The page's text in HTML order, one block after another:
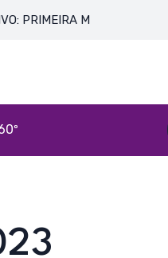
MISSA DO PE.